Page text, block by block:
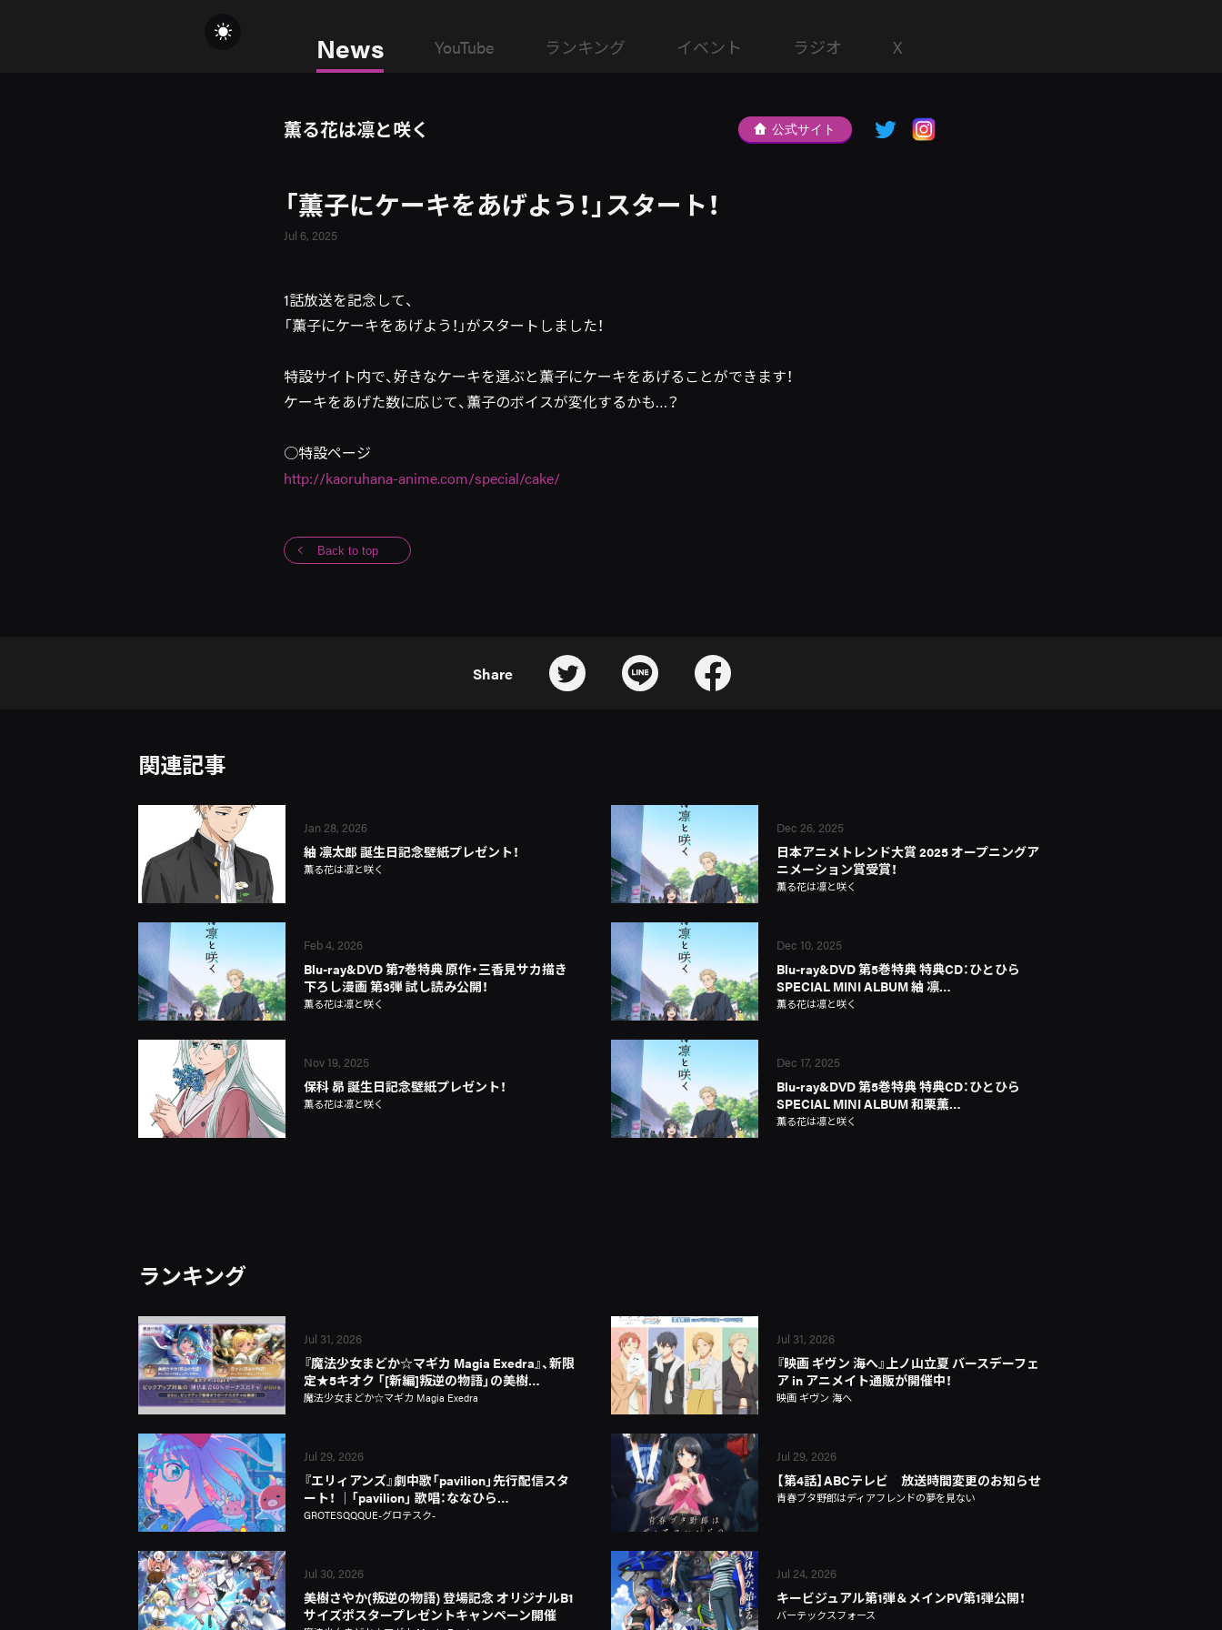
News YouTube ランキング イベント ラジオ X
薫る花は凛と咲く 公式サイト
「薫子にケーキをあげよう！」スタート！
Jul 6, 2025
1話放送を記念して、
「薫子にケーキをあげよう！」がスタートしました！
特設サイト内で、好きなケーキを選ぶと薫子にケーキをあげることができます！
ケーキをあげた数に応じて、薫子のボイスが変化するかも…？
○特設ページ
http://kaoruhana-anime.com/special/cake/
Back to top
Share
関連記事
Jan 28, 2026
紬 凛太郎 誕生日記念壁紙プレゼント！
薫る花は凛と咲く
Dec 26, 2025
日本アニメトレンド大賞 2025 オープニングア
ニメーション賞受賞！
薫る花は凛と咲く
Feb 4, 2026
Blu-ray&DVD 第7巻特典 原作・三香見サカ描き
下ろし漫画 第3弾 試し読み公開！
薫る花は凛と咲く
Dec 10, 2025
Blu-ray&DVD 第5巻特典 特典CD：ひとひら
SPECIAL MINI ALBUM 紬 凛…
薫る花は凛と咲く
Nov 19, 2025
保科 昴 誕生日記念壁紙プレゼント！
薫る花は凛と咲く
Dec 17, 2025
Blu-ray&DVD 第5巻特典 特典CD：ひとひら
SPECIAL MINI ALBUM 和栗薫…
薫る花は凛と咲く
ランキング
Jul 31, 2026
『魔法少女まどか☆マギカ Magia Exedra』、新限
定★5キオク 「[新編]叛逆の物語」の美樹…
魔法少女まどか☆マギカ Magia Exedra
Jul 31, 2026
『映画 ギヴン 海へ』上ノ山立夏 バースデーフェ
ア in アニメイト通販が開催中！
映画 ギヴン 海へ
Jul 29, 2026
『エリィアンズ』劇中歌「pavilion」先行配信スタ
ート！ │「pavilion」 歌唱：ななひら…
GROTESQQQUE-グロテスク-
Jul 29, 2026
【第4話】ABCテレビ 放送時間変更のお知らせ
青春ブタ野郎はディアフレンドの夢を見ない
Jul 30, 2026
美樹さやか(叛逆の物語) 登場記念 オリジナルB1
サイズポスタープレゼントキャンペーン開催
Jul 24, 2026
キービジュアル第1弾＆メインPV第1弾公開！
バーテックスフォース